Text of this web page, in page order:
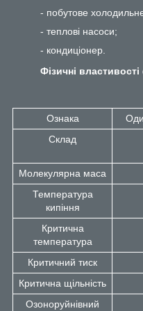
- побутове
- теплові насоси;
- кондиціонер.
Фізичні
Ознака
Склад
Молекулярна маса
Температура
кипіння
Критична
температура
Критичний тиск
Критична щільність
Озоноруйнівний